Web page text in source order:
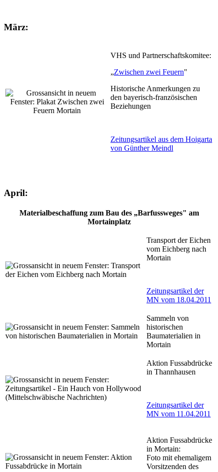
März:
VHS und Partnerschaftskomitee:
„Zwischen zwei Feuern"
Historische Anmerkungen zu
den bayerisch-französischen
Beziehungen
Zeitungsartikel aus dem Hoigarta
von Günther Meindl
April:
Materialbeschaffung zum Bau des „Barfussweges" am
Mortainplatz
Transport der Eichen
vom Eichberg nach
Mortain
Zeitungsartikel der
MN vom 18.04.2011
Sammeln von
historischen
Baumaterialien in
Mortain
Aktion Fussabdrücke
in Thannhausen
Zeitungsartikel der
MN vom 11.04.2011
Aktion Fussabdrücke
in Mortain:
Foto mit ehemaligem
Vorsitzenden des